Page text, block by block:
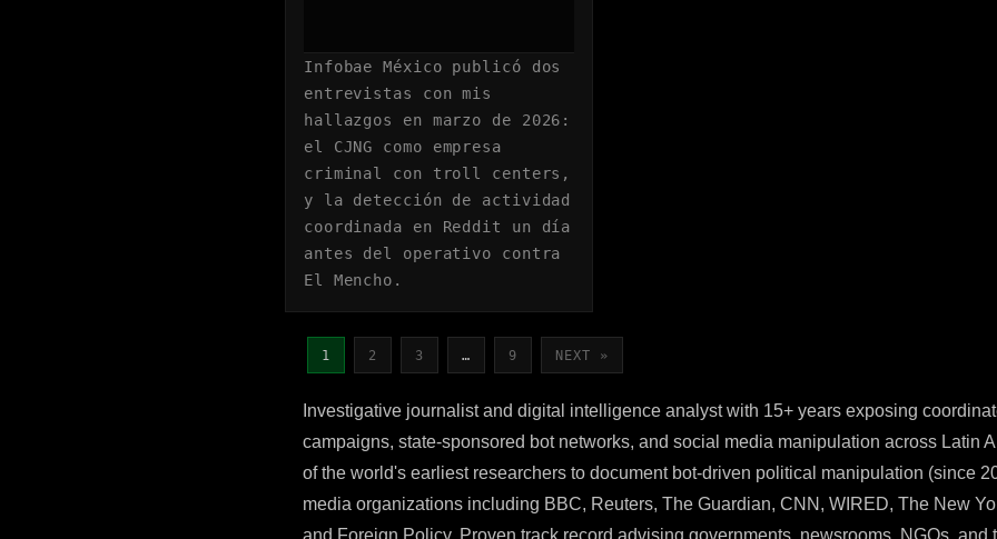
Infobae México publicó dos
entrevistas con mis
hallazgos en marzo de 2026:
el CJNG como empresa
criminal con troll centers,
y la detección de actividad
coordinada en Reddit un día
antes del operativo contra
El Mencho.
1 2 3 … 9 NEXT »
Investigative journalist and digital intelligence analyst with 15+ years exposing
campaigns, state-sponsored bot networks, and social media manipulation across Latin
of the world's earliest researchers to document bot-driven political manipulation (since
media organizations including BBC, Reuters, The Guardian, CNN, WIRED, The New
and Foreign Policy. Proven track record advising governments, newsrooms, NGOs, and